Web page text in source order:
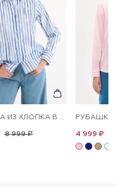
РУБАШКА ИЗ ХЛОПКА В ПОЛОСКУ ПРЯМАЯ
8 999 ₽ 4 999 ₽